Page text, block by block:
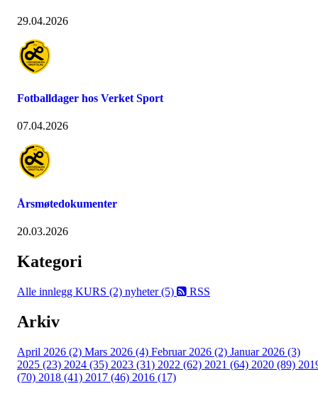
29.04.2026
Fotballdager hos Verket Sport
07.04.2026
Årsmøtedokumenter
20.03.2026
Kategori
Alle innlegg KURS (2) nyheter (5) RSS
Arkiv
April 2026 (2) Mars 2026 (4) Februar 2026 (2) Januar 2026 (3)
2025 (23) 2024 (35) 2023 (31) 2022 (62) 2021 (64) 2020 (89)
(70) 2018 (41) 2017 (46) 2016 (17)